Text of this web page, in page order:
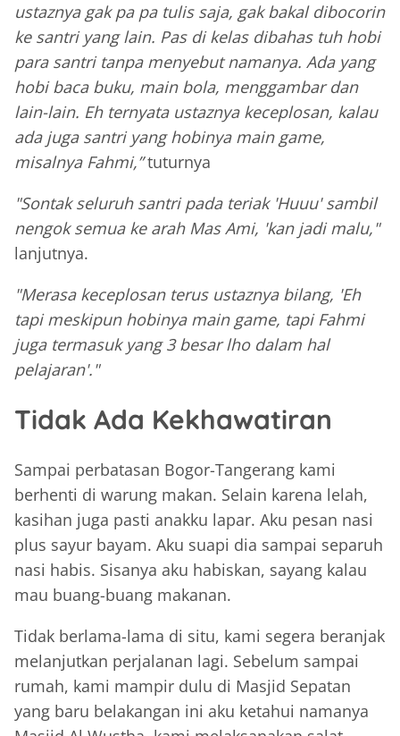
ustaznya gak pa pa tulis saja, gak bakal dibocorin
ke santri yang lain. Pas di kelas dibahas tuh hobi
para santri tanpa menyebut namanya. Ada yang
hobi baca buku, main bola, menggambar dan
lain-lain. Eh ternyata ustaznya keceplosan, kalau
ada juga santri yang hobinya main game,
misalnya Fahmi,”tuturnya
"Sontak seluruh santri pada teriak 'Huuu' sambil
nengok semua ke arah Mas Ami, 'kan jadi malu,"
lanjutnya.
"Merasa keceplosan terus ustaznya bilang, 'Eh
tapi meskipun hobinya main game, tapi Fahmi
juga termasuk yang 3 besar lho dalam hal
pelajaran'."
Tidak Ada Kekhawatiran
Sampai perbatasan Bogor-Tangerang kami
berhenti di warung makan. Selain karena lelah,
kasihan juga pasti anakku lapar. Aku pesan nasi
plus sayur bayam. Aku suapi dia sampai separuh
nasi habis. Sisanya aku habiskan, sayang kalau
mau buang-buang makanan.
Tidak berlama-lama di situ, kami segera beranjak
melanjutkan perjalanan lagi. Sebelum sampai
rumah, kami mampir dulu di Masjid Sepatan
yang baru belakangan ini aku ketahui namanya